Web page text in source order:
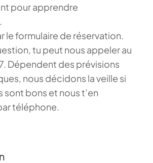
pour apprendre
le formulaire de réservation.
tu peut nous appeler au
Dépendent des prévisions
nous décidons la veille si
bons et nous t’en
téléphone.